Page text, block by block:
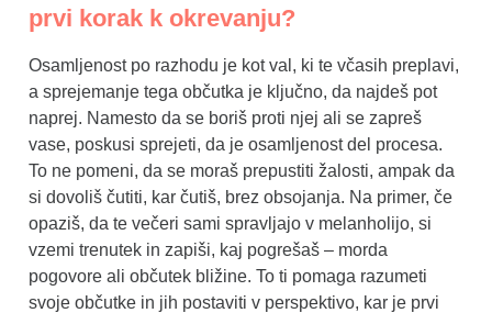
prvi korak k okrevanju?
Osamljenost po razhodu je kot val, ki te včasih preplavi,
a sprejemanje tega občutka je ključno, da najdeš pot
naprej. Namesto da se boriš proti njej ali se zapreš
vase, poskusi sprejeti, da je osamljenost del procesa.
To ne pomeni, da se moraš prepustiti žalosti, ampak da
si dovoliš čutiti, kar čutiš, brez obsojanja. Na primer, če
opaziš, da te večeri sami spravljajo v melanholijo, si
vzemi trenutek in zapiši, kaj pogrešaš – morda
pogovore ali občutek bližine. To ti pomaga razumeti
svoje občutke in jih postaviti v perspektivo, kar je prvi